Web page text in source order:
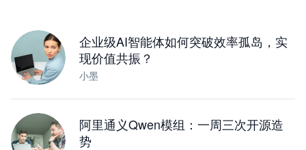
企业级AI智能体如何突破效率孤岛，实
现价值共振？
小墨
阿里通义Qwen模组：一周三次开源造
势